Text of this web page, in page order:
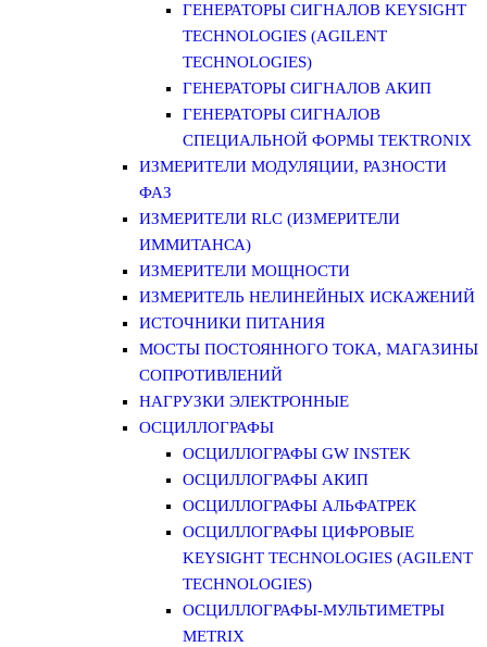
ГЕНЕРАТОРЫ СИГНАЛОВ KEYSIGHT
TECHNOLOGIES (AGILENT
TECHNOLOGIES)
ГЕНЕРАТОРЫ СИГНАЛОВ АКИП
ГЕНЕРАТОРЫ СИГНАЛОВ
СПЕЦИАЛЬНОЙ ФОРМЫ TEKTRONIX
ИЗМЕРИТЕЛИ МОДУЛЯЦИИ, РАЗНОСТИ
ФАЗ
ИЗМЕРИТЕЛИ RLC (ИЗМЕРИТЕЛИ
ИММИТАНСА)
ИЗМЕРИТЕЛИ МОЩНОСТИ
ИЗМЕРИТЕЛЬ НЕЛИНЕЙНЫХ ИСКАЖЕНИЙ
ИСТОЧНИКИ ПИТАНИЯ
МОСТЫ ПОСТОЯННОГО ТОКА, МАГАЗИНЫ
СОПРОТИВЛЕНИЙ
НАГРУЗКИ ЭЛЕКТРОННЫЕ
ОСЦИЛЛОГРАФЫ
ОСЦИЛЛОГРАФЫ GW INSTEK
ОСЦИЛЛОГРАФЫ АКИП
ОСЦИЛЛОГРАФЫ АЛЬФАТРЕК
ОСЦИЛЛОГРАФЫ ЦИФРОВЫЕ
KEYSIGHT TECHNOLOGIES (AGILENT
TECHNOLOGIES)
ОСЦИЛЛОГРАФЫ-МУЛЬТИМЕТРЫ
METRIX